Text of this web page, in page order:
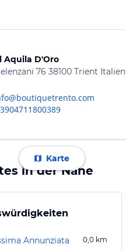
Aquila D'Oro
76 38100 Trient Italien
Karte
in der Nähe
Annunziata 0,0 km